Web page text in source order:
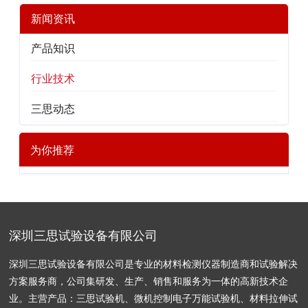
新闻资讯
产品知识
行业技术
三思动态
为你推荐
深圳三思试验设备有限公司
深圳三思试验设备有限公司是专业的材料检测仪器制造商和试验解决
方案服务商，公司集研发、生产、销售和服务为一体的高新技术企
业。主营产品：三思试验机、微机控制电子万能试验机、材料拉伸试